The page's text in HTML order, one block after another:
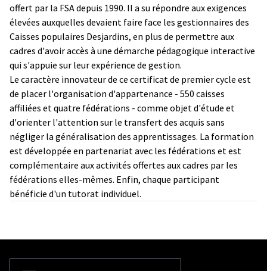
offert par la FSA depuis 1990. Il a su répondre aux exigences
élevées auxquelles devaient faire face les gestionnaires des
Caisses populaires Desjardins, en plus de permettre aux
cadres d'avoir accès à une démarche pédagogique interactive
qui s'appuie sur leur expérience de gestion.
Le caractère innovateur de ce certificat de premier cycle est
de placer l'organisation d'appartenance - 550 caisses
affiliées et quatre fédérations - comme objet d'étude et
d'orienter l'attention sur le transfert des acquis sans
négliger la généralisation des apprentissages. La formation
est développée en partenariat avec les fédérations et est
complémentaire aux activités offertes aux cadres par les
fédérations elles-mêmes. Enfin, chaque participant
bénéficie d'un tutorat individuel.